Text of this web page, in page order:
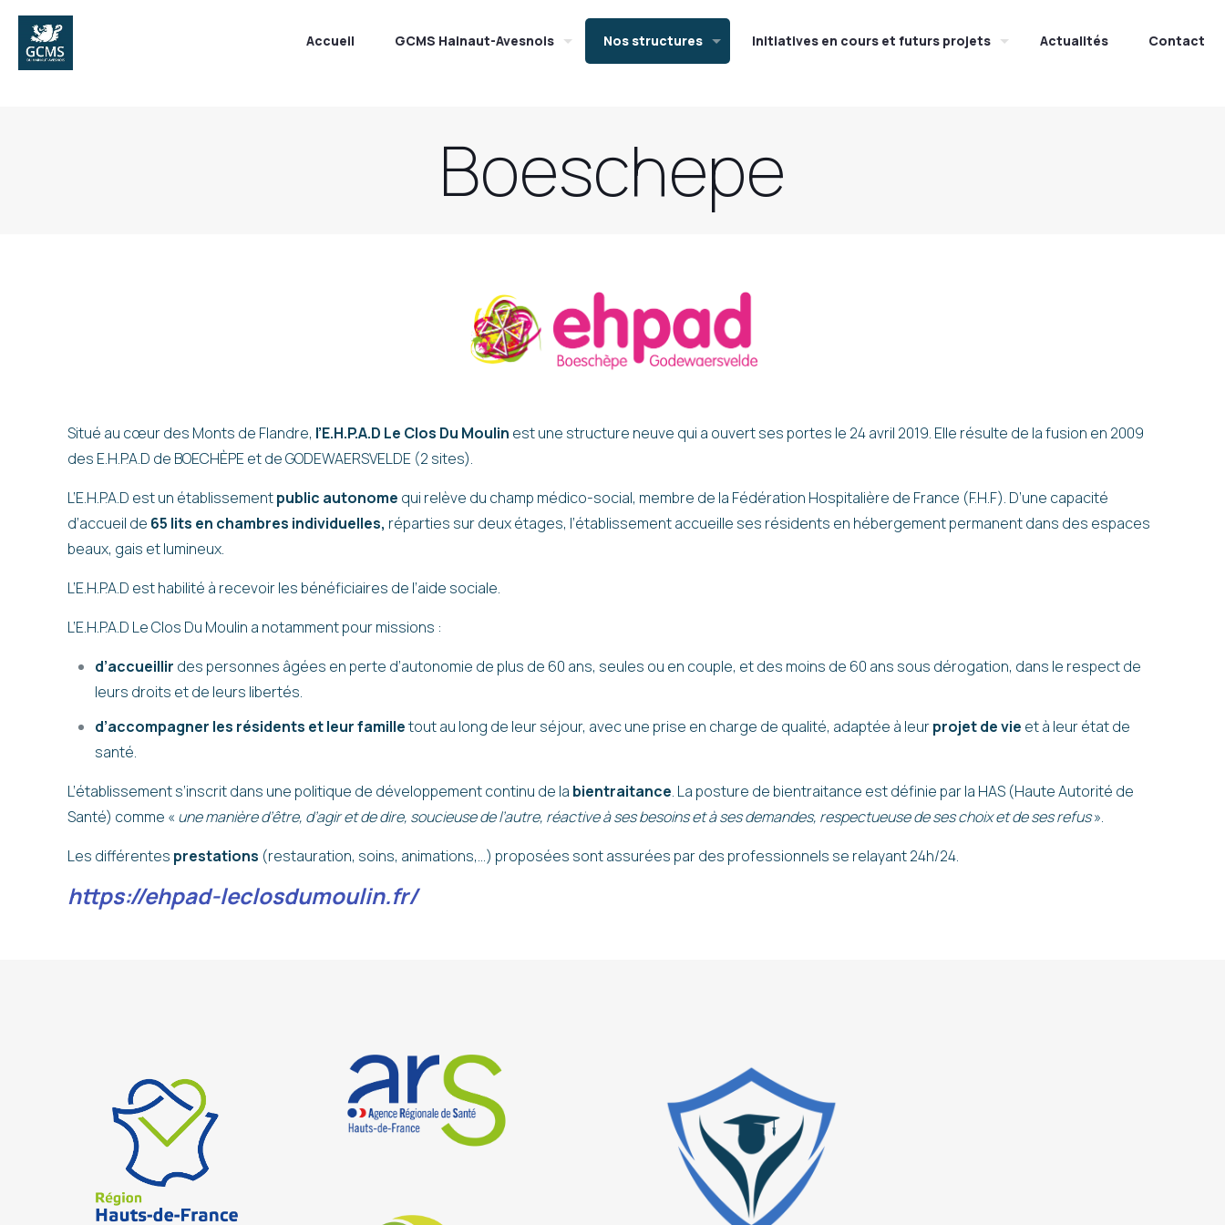
Accueil GCMS Hainaut-Avesnois Nos structures Initiatives en cours et futurs projets Actualités Contact
Boeschepe
Situé au cœur des Monts de Flandre, l’E.H.P.A.D Le Clos Du Moulin est une structure neuve qui a ouvert ses portes le 24 avril 2019. Elle résulte de la fusion en 2009
des E.H.P.A.D de BOECHÈPE et de GODEWAERSVELDE (2 sites).
L’E.H.P.A.D est un établissementpublic autonome qui relève du champ médico-social, membre de la Fédération Hospitalière de France (F.H.F). D’une capacité
d’accueil de 65 lits en chambres individuelles, réparties sur deux étages, l’établissement accueille ses résidents en hébergement permanent dans des espaces
beaux, gais et lumineux.
L’E.H.P.A.D est habilité à recevoir les bénéficiaires de l’aide sociale.
L’E.H.P.A.D Le Clos Du Moulin a notamment pour missions :
d’accueillir des personnes âgées en perte d’autonomie de plus de 60 ans, seules ou en couple, et des moins de 60 ans sous dérogation, dans le respect de
leurs droits et de leurs libertés.
d’accompagner les résidents et leur familletout au long de leur séjour, avec une prise en charge de qualité, adaptée à leurprojet de vie et à leur état de
santé.
L’établissement s’inscrit dans une politique de développement continu de la bientraitance. La posture de bientraitance est définie par la HAS (Haute Autorité de
Santé) comme « une manière d’être, d’agir et de dire, soucieuse de l’autre, réactive à ses besoins et à ses demandes, respectueuse de ses choix et de ses refus».
Les différentes prestations (restauration, soins, animations,…) proposées sont assurées par des professionnels se relayant 24h/24.
https://ehpad-leclosdumoulin.fr/